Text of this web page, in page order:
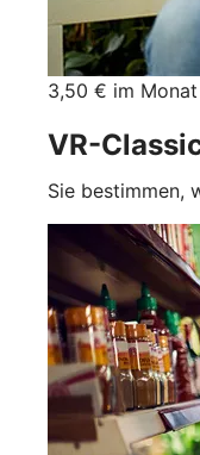
3,50 € im Monat
VR-
Sie bestimmen,